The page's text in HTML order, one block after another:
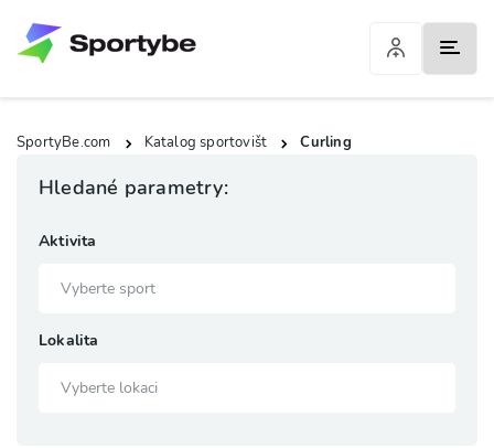
SportyBe.com Katalog sportovišt Curling
Hledané parametry:
Aktivita
Lokalita